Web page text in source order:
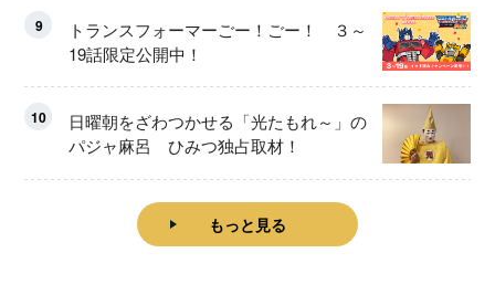
9
トランスフォーマーごー！ごー！ ３～
19話限定公開中！
10
日曜朝をざわつかせる「光たもれ～」の
パジャ麻呂 ひみつ独占取材！
もっと見る